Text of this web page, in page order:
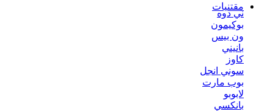
مقتنيات
ني دوه
بوكيمون
ون بيس
بانيني
كاوز
سوني انجل
بوب مارت
لابوبو
بانكسي